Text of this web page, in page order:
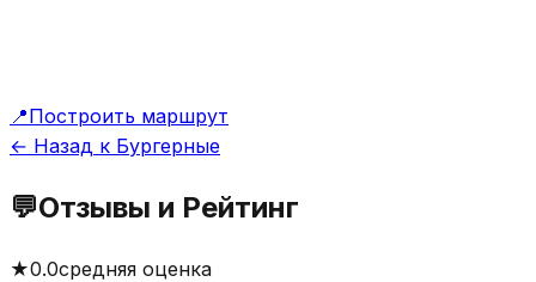
📍Построить маршрут
← Назад к Бургерные
💬Отзывы и Рейтинг
★0.0средняя оценка